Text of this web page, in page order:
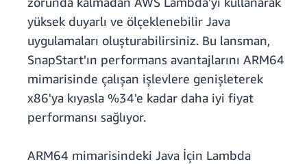
yüksek duyarlı ve ölçeklenebilir Java
uygulamaları oluşturabilirsiniz. Bu lansman,
SnapStart'ın performans avantajlarını ARM64
mimarisinde çalışan işlevlere genişleterek
x86'ya kıyasla %34'e kadar daha iyi fiyat
performansı sağlıyor.
ARM64 mimarisindeki Java İçin Lambda